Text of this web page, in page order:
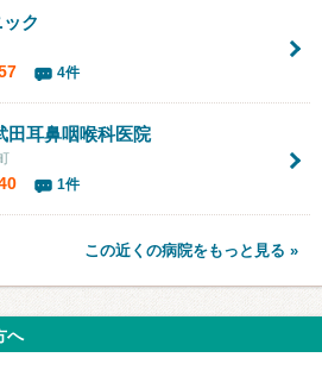
ク
4件
田耳鼻咽喉科医院
1件
この近くの病院をもっと見る »
へ